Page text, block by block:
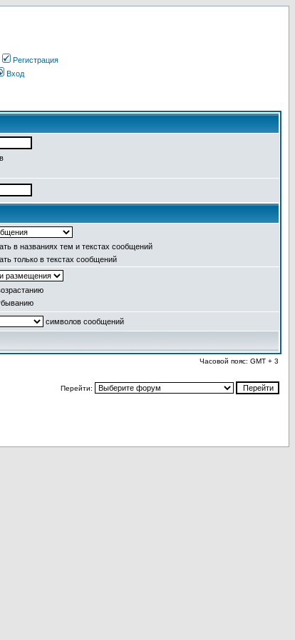
Регистрация
Вход
в названиях тем и текстах сообщений
только в текстах сообщений
символов сообщений
Часовой пояс: GMT + 3
Перейти: